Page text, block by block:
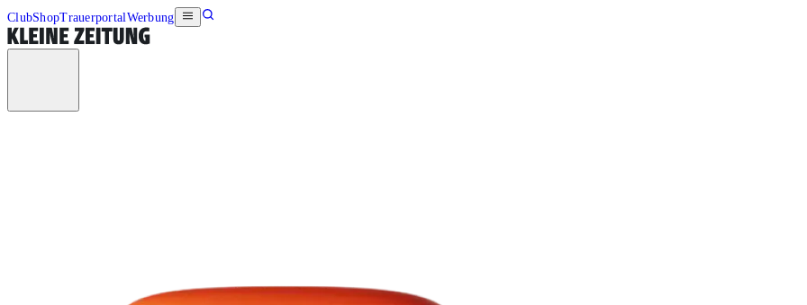
ClubShopTrauerportalWerbung